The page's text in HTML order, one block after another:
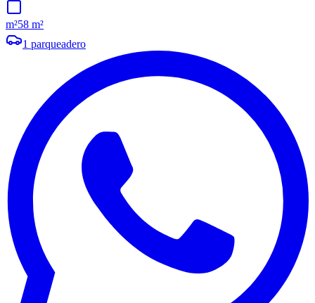
m²58 m²
1 parqueadero